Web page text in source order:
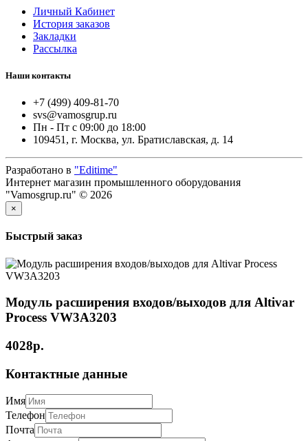
Личный Кабинет
История заказов
Закладки
Рассылка
Наши контакты
+7 (499) 409-81-70
svs@vamosgrup.ru
Пн - Пт с 09:00 до 18:00
109451, г. Москва, ул. Братиславская, д. 14
Разработано в "Editime"
Интернет магазин промышленного оборудования
"Vamosgrup.ru" © 2026
×
Быстрый заказ
Модуль расширения входов/выходов для Altivar
Process VW3A3203
4028р.
Контактные данные
Имя
Телефон
Почта